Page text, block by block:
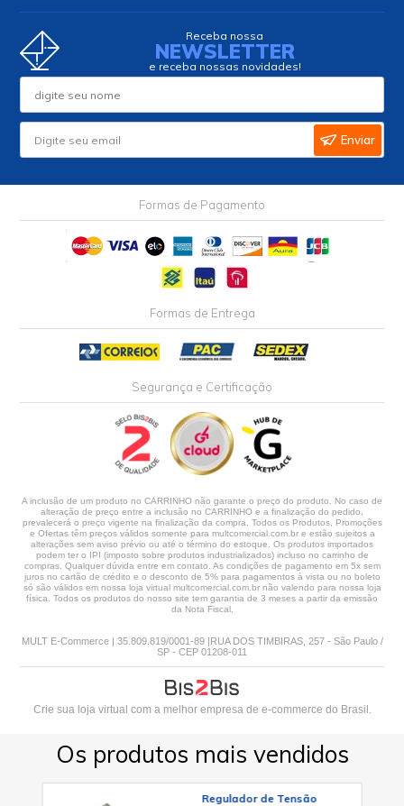
Receba nossa
NEWSLETTER
e receba nossas novidades!
Enviar
Formas de Pagamento
Formas de Entrega
Segurança e Certificação
A inclusão de um produto no CARRINHO não garante o preço do produto. No caso de
alteração de preço entre a inclusão no CARRINHO e a finalização do pedido,
prevalecerá o preço vigente na finalização da compra. Todos os Produtos, Promoções
e Ofertas têm preços válidos somente para multcomercial.com.br e estão sujeitos a
alterações sem aviso prévio ou até o término do estoque. Os produtos importados
podem ter o IPI (imposto sobre produtos industrializados) incluso no carrinho de
compras. Qualquer dúvida entre em contato. As condições de pagamento em 5x sem
juros no cartão de crédito e o desconto de 5% para pagamentos à vista ou no boleto
só são válidos em nossa loja virtual multcomercial.com.br não valendo para nossa loja
física. Todos os produtos do nosso site tem garantia de 3 meses a partir da emissão
da Nota Fiscal.
MULT E-Commerce | 35.809.819/0001-89 |RUA DOS TIMBIRAS, 257 - São Paulo /
SP - CEP 01208-011
Crie sua loja virtual com a melhor empresa de e-commerce do Brasil.
Os produtos mais vendidos
Regulador de Tensão